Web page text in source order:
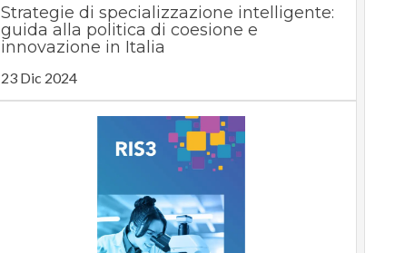
Strategie di specializzazione intelligente:
guida alla politica di coesione e
innovazione in Italia
23 Dic 2024